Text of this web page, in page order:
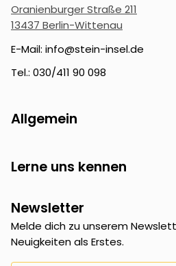
Oranienburger Straße 211
13437 Berlin-Wittenau
E-Mail: info@stein-insel.de
Tel.: 030/411 90 098
Allgemein
Lerne uns kennen
Newsletter
Melde dich zu unserem
Neuigkeiten als Erstes.